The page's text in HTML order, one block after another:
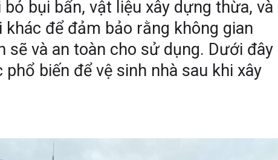
bụi bẩn, vật liệu xây dựng thừa, và
khác để đảm bảo rằng không gian
sẽ và an toàn cho sử dụng. Dưới đây
biến để vệ sinh nhà sau khi xây